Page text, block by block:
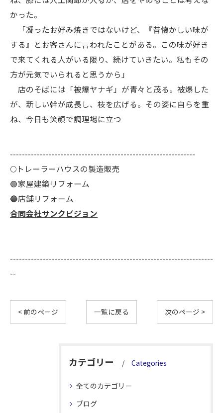
かった。
「凝ったお好み焼きではないけど、『昔懐かしい味が
する』とお客さんに言われたことがある。この味が好き
で来てくれる人がいる限り、続けていきたい。私もその
方が元気でいられると思うから」
店のそばには「被爆ヤナギ」が青々と茂る。被爆した
が、新しい幹が成長し、枝を広げる。その姿に自らを重
ね、今日も笑顔で調理場に立つ
--------------------------------------------------------------
🌕️トレーラーハウスの製造販売
🟢家屋建築リフォーム
🔵店舗リフォーム
合同会社サンクビジョン
--------------------------------------------------------------------
--
< 前のページ 一覧に戻る 次のページ >
カテゴリー Categories
全てのカテゴリー
ブログ